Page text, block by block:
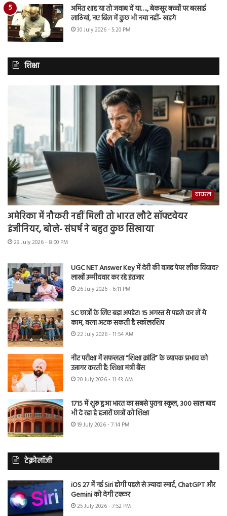
अमित शाह या तो जवाब दें या…., बेकसूर बच्चों पर बरसाई
लाठियां, नए बिल में कुछ भी नया नहीं- खड़गे
30 July 2026 - 5:20 PM
शिक्षा
वायरल
अमेरिका में नौकरी नहीं मिली तो भारत लौटे सॉफ्टवेयर
इंजीनियर, बोले- संघर्ष ने बहुत कुछ सिखाया
29 July 2026 - 8:00 PM
UGC NET Answer Key में देरी की वजह पेपर लीक विवाद?
लाखों उम्मीदवार कर रहे इंतजार
26 July 2026 - 6:11 PM
SC छात्रों के लिए बड़ा अपडेट! 15 अगस्त से पहले कर लें ये
काम, वरना अटक सकती है स्कॉलरशिप
22 July 2026 - 11:54 AM
नीट परीक्षा में सफलता “शिक्षा क्रांति” के व्यापक प्रभाव को
उजागर करती है: शिक्षा मंत्री बैंस
20 July 2026 - 11:43 AM
1715 में शुरू हुआ भारत का सबसे पुराना स्कूल, 300 साल बाद
भी दे रहा है हजारों छात्रों को शिक्षा
19 July 2026 - 7:14 PM
टेक्नोलॉजी
iOS 27 में नई Siri होगी पहले से ज्यादा स्मार्ट, ChatGPT और
Gemini को देगी टक्कर
25 July 2026 - 7:52 PM